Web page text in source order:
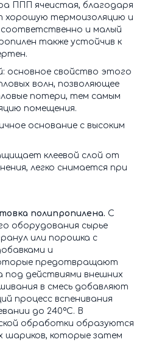
ППП ячеистая, благодаря
хорошую термоизоляцию и
и малый
также устойчив к
основное свойство этого
волн, позволяющее
потери, тем самым
помещения.
основание с высоким
клеевой слой от
легко снимается при
полипропилена. С
оборудования сырье
или порошка с
и
предотвращают
под действиями внешних
в смесь добавляют
процесс вспенивания
до 240ºС. В
обработки образуются
шариков, которые затем